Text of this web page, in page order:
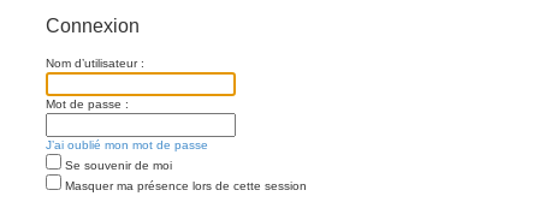
Connexion
Nom d’utilisateur :
Mot de passe :
J’ai oublié mon mot de passe
Se souvenir de moi
Masquer ma présence lors de cette session